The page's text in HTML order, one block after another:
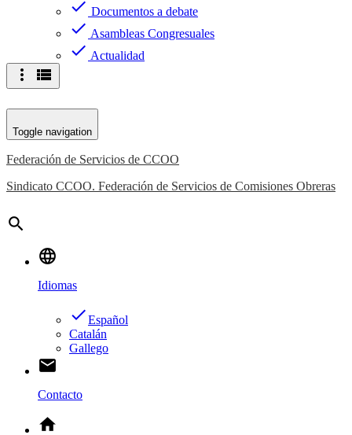
check Documentos a debate
check Asambleas Congresuales
check Actualidad
more_vert view_list
Toggle navigation
Federación de Servicios de CCOO
Sindicato CCOO. Federación de Servicios de Comisiones Obreras
search
language
Idiomas
doneEspañol
Catalán
Gallego
email
Contacto
home